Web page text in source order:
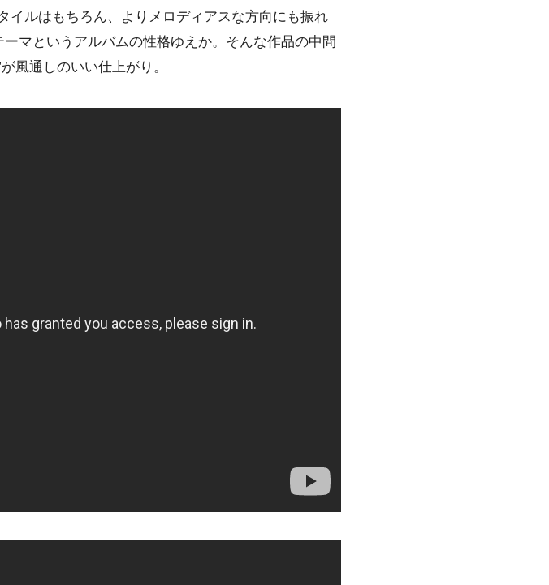
イルはもちろん、よりメロディアスな方向にも振れ
マというアルバムの性格ゆえか。そんな作品の中間
風通しのいい仕上がり。